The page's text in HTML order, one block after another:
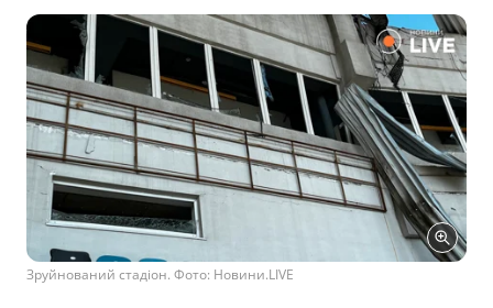
Зруйнований стадіон. Фото: Новини.LIVE